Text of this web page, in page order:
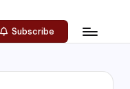
Subscribe